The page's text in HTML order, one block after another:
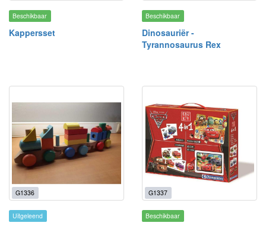
Beschikbaar
Kappersset
Beschikbaar
Dinosauriër -
Tyrannosaurus Rex
G1336
Uitgeleend
G1337
Beschikbaar